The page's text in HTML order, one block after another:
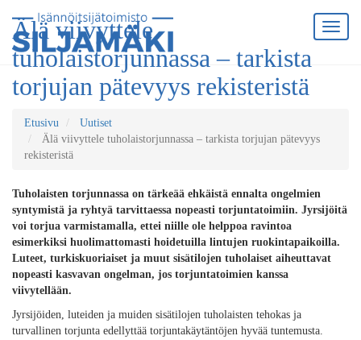
Älä viivyttele
tuholaistorjunnassa – tarkista
torjujan pätevyys rekisteristä
Etusivu
Uutiset
Älä viivyttele tuholaistorjunnassa – tarkista torjujan pätevyys
rekisteristä
Tuholaisten torjunnassa on tärkeää ehkäistä ennalta ongelmien
syntymistä ja ryhtyä tarvittaessa nopeasti torjuntatoimiin. Jyrsijöitä
voi torjua varmistamalla, ettei niille ole helppoa ravintoa
esimerkiksi huolimattomasti hoidetuilla lintujen ruokintapaikoilla.
Luteet, turkiskuoriaiset ja muut sisätilojen tuholaiset aiheuttavat
nopeasti kasvavan ongelman, jos torjuntatoimien kanssa
viivytellään.
Jyrsijöiden, luteiden ja muiden sisätilojen tuholaisten tehokas ja
turvallinen torjunta edellyttää torjuntakäytäntöjen hyvää tuntemusta.